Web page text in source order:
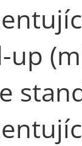
up